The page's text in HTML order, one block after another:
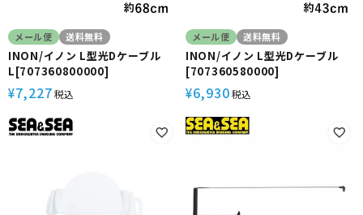
メール便 送料無料
INON/イノン L型光Dケーブル
L[707360800000]
¥7,227税込
メール便 送料無料
INON/イノン L型光Dケーブル
[707360580000]
¥6,930税込